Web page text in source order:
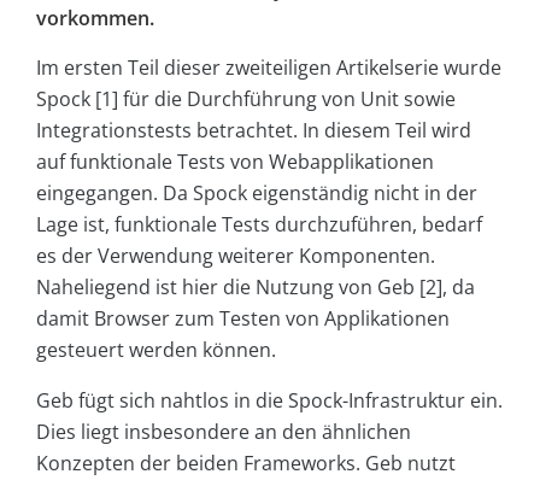
vorkommen.
Im ersten Teil dieser zweiteiligen Artikelserie wurde
Spock [1] für die Durchführung von Unit sowie
Integrationstests betrachtet. In diesem Teil wird
auf funktionale Tests von Webapplikationen
eingegangen. Da Spock eigenständig nicht in der
Lage ist, funktionale Tests durchzuführen, bedarf
es der Verwendung weiterer Komponenten.
Naheliegend ist hier die Nutzung von Geb [2], da
damit Browser zum Testen von Applikationen
gesteuert werden können.
Geb fügt sich nahtlos in die Spock-Infrastruktur ein.
Dies liegt insbesondere an den ähnlichen
Konzepten der beiden Frameworks. Geb nutzt